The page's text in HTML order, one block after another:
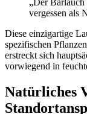
„Der
vergessen als
Diese einzigartige
spezifischen
erstreckt sich
vorwiegend in
Natürliches